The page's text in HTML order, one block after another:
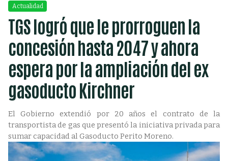
Actualidad
TGS logró que le prorroguen la
concesión hasta 2047 y ahora
espera por la ampliación del ex
gasoducto Kirchner
El Gobierno extendió por 20 años el contrato de la
transportista de gas que presentó la iniciativa privada para
sumar capacidad al Gasoducto Perito Moreno.